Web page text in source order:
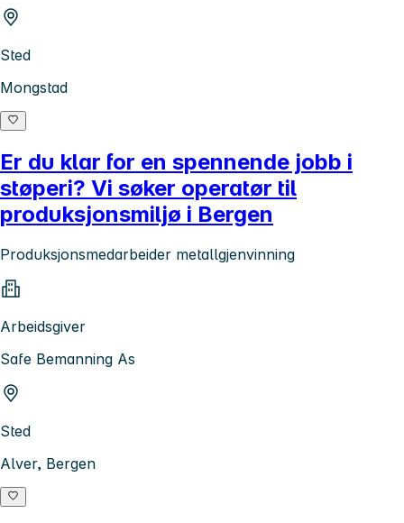
Sted
Mongstad
Er du klar for en spennende jobb i
støperi? Vi søker operatør til
produksjonsmiljø i Bergen
Produksjonsmedarbeider metallgjenvinning
Arbeidsgiver
Safe Bemanning As
Sted
Alver, Bergen